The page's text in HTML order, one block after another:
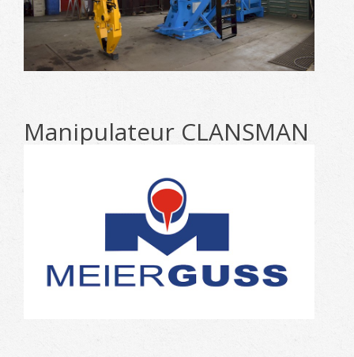
Manipulateur CLANSMAN